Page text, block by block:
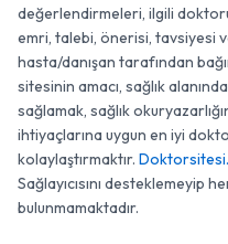
değerlendirmeleri, ilgili
emri, talebi, önerisi, tavsiyesi
hasta/danışan tarafından
sitesinin amacı, sağlık
sağlamak, sağlık
ihtiyaçlarına uygun en iyi
kolaylaştırmaktır.
Sağlayıcısını desteklemeyip
bulunmamaktadır.